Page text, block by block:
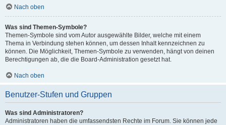
Nach oben
Was sind Themen-Symbole?
Themen-Symbole sind vom Autor ausgewählte Bilder, welche mit einem
Thema in Verbindung stehen können, um dessen Inhalt kennzeichnen zu
können. Die Möglichkeit, Themen-Symbole zu verwenden, hängt von deinen
Berechtigungen ab, die die Board-Administration gesetzt hat.
Nach oben
Benutzer-Stufen und Gruppen
Was sind Administratoren?
Administratoren haben die umfassendsten Rechte im Forum. Sie können jede